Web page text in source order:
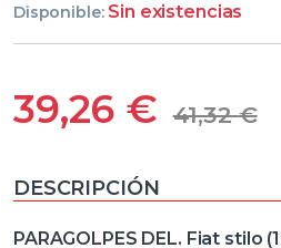
Disponible: Sin existencias
39,26 € 41,32€
DESCRIPCIÓN
PARAGOLPES DEL. Fiat stilo